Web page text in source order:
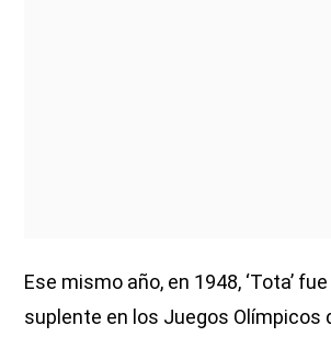
Ese mismo año, en 1948, ‘Tota’
suplente en los Juegos Olímpicos